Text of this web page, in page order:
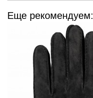
Еще рекомендуем: